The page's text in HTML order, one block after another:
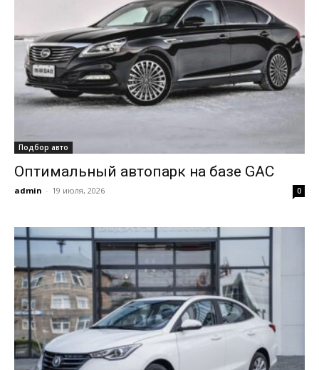
Подбор авто
Оптимальный автопарк на базе GAC
admin - 19 июля, 2026 0